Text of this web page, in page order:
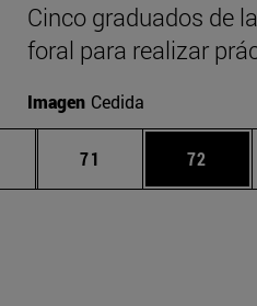
Cinco graduados de
foral para realizar
Imagen Cedida
Páginas intermedias Use TAB
Página
71 Página
72